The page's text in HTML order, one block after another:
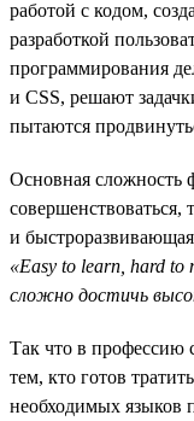
работой с кодом,
разработкой
программирования
и CSS, решают
пытаются
Основная сложность
совершенствоваться,
и
«Easy to learn, hard to
сложно достичь
Так что в профессию
тем, кто готов
необходимых языков